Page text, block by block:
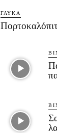
ΓΛΥΚΆ